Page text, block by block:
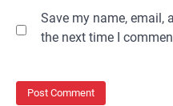
Save my name, email,
the next time I